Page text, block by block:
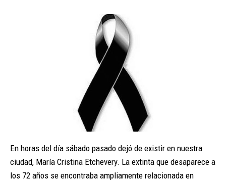
En horas del día sábado pasado dejó de existir en nuestra
ciudad, María Cristina Etchevery. La extinta que desaparece a
los 72 años se encontraba ampliamente relacionada en